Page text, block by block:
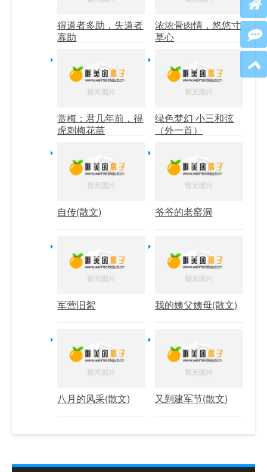
得道者多助，失道者
寡助
浓浓骨肉情，悠悠寸
草心
赏梅：君几年前，得
虎刺梅花苗
绿色梦幻 小三和弦
（外一首）
自传(散文) 爷爷的老窑洞
军营旧絮 我的姨父姨母(散文)
八月的风采(散文) 又到建军节(散文)